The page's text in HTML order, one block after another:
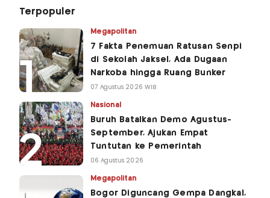
Terpopuler
Megapolitan
7 Fakta Penemuan Ratusan Senpi
di Sekolah Jaksel, Ada Dugaan
Narkoba hingga Ruang Bunker
07 Agustus 2026 WIB
Nasional
Buruh Batalkan Demo Agustus-
September, Ajukan Empat
Tuntutan ke Pemerintah
06 Agustus 2026
Megapolitan
Bogor Diguncang Gempa Dangkal,